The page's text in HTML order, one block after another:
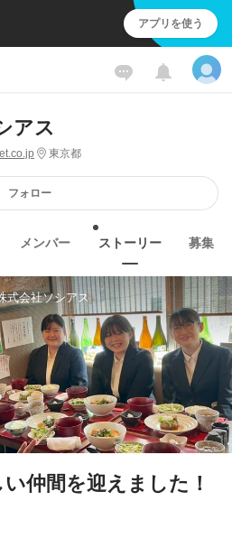
アプリを使う
アス
東京都
フォロー
メンバー ストーリー 募集
式会社ソシアス
仲間を迎えました！